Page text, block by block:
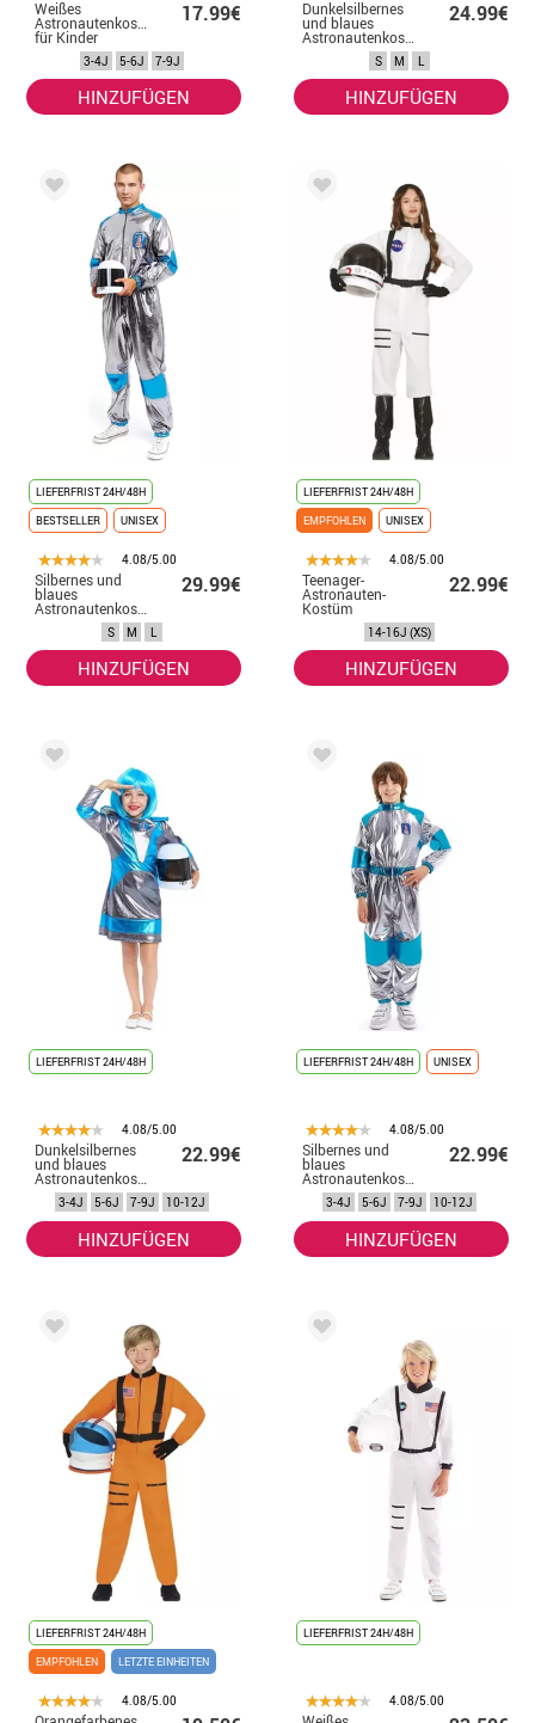
Weißes
Astronautenkostüm
für Kinder
17.99€
3-4J 5-6J 7-9J
HINZUFÜGEN
Dunkelsilbernes
und blaues
Astronautenkostüm
24.99€
S M L
HINZUFÜGEN
LIEFERFRIST 24H/48H
BESTSELLER
UNISEX
4.08/5.00
Silbernes und
blaues
Astronautenkostüm
für Erwachsene
29.99€
S M L
HINZUFÜGEN
LIEFERFRIST 24H/48H
EMPFOHLEN
UNISEX
4.08/5.00
Teenager-
Astronauten-
Kostüm
22.99€
14-16J (XS)
HINZUFÜGEN
LIEFERFRIST 24H/48H
4.08/5.00
Dunkelsilbernes
und blaues
Astronautenkostüm
für Mädchen
22.99€
3-4J 5-6J 7-9J 10-12J
HINZUFÜGEN
LIEFERFRIST 24H/48H UNISEX
4.08/5.00
Silbernes und
blaues
Astronautenkostüm
für Kinder
22.99€
3-4J 5-6J 7-9J 10-12J
HINZUFÜGEN
LIEFERFRIST 24H/48H
EMPFOHLEN
LETZTE EINHEITEN
4.08/5.00
LIEFERFRIST 24H/48H
4.08/5.00